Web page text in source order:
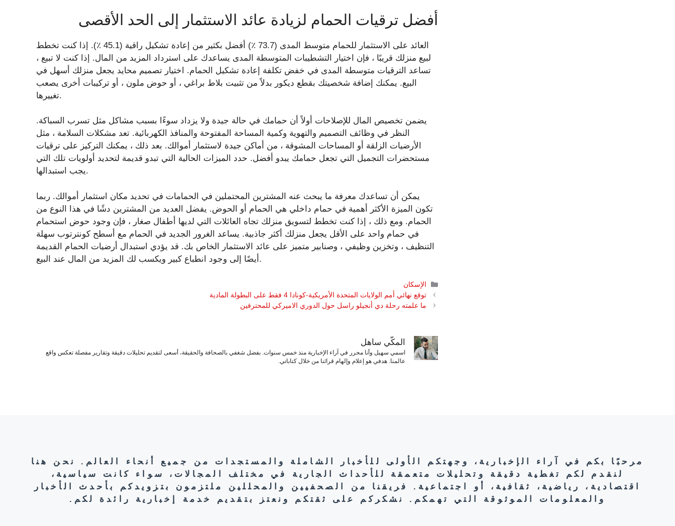
أفضل ترقيات الحمام لزيادة عائد الاستثمار إلى الحد الأقصى
العائد على الاستثمار للحمام متوسط ​​المدى (73.7 ٪) أفضل بكثير من إعادة تشكيل راقية (45.1 ٪). إذا كنت تخطط
لبيع منزلك قريبًا ، فإن اختيار التشطيبات المتوسطة المدى يساعدك على استرداد المزيد من المال. إذا كنت لا تبيع ،
تساعد الترقيات متوسطة المدى في خفض تكلفة إعادة تشكيل الحمام. اختيار تصميم محايد يجعل منزلك أسهل في
البيع. يمكنك إضافة شخصيتك بقطع ديكور بدلاً من تثبيت بلاط براغي ، أو حوض ملون ، أو تركيبات أخرى يصعب
تغييرها.
يضمن تخصيص المال للإصلاحات أولاً أن حمامك في حالة جيدة ولا يزداد سوءًا بسبب مشاكل مثل تسرب السباكة.
النظر في وظائف التصميم والتهوية وكمية المساحة المفتوحة والمنافذ الكهربائية. تعد مشكلات السلامة ، مثل
الأرضيات الزلقة أو المساحات المشوقة ، من أماكن جيدة لاستثمار أموالك. بعد ذلك ، يمكنك التركيز على ترقيات
مستحضرات التجميل التي تجعل حمامك يبدو أفضل. حدد الميزات الحالية التي تبدو قديمة لتحديد أولويات تلك التي
يجب استبدالها.
يمكن أن تساعدك معرفة ما يبحث عنه المشترين المحتملين في الحمامات في تحديد مكان استثمار أموالك. ربما
تكون الميزة الأكثر أهمية في حمام داخلي هي الحمام أو الحوض. يفضل العديد من المشترين دشًا في هذا النوع من
الحمام. ومع ذلك ، إذا كنت تخطط لتسويق منزلك تجاه العائلات التي لديها أطفال صغار ، فإن وجود حوض استحمام
في حمام واحد على الأقل يجعل منزلك أكثر جاذبية. يساعد الغرور الجديد في الحمام مع أسطح كونترتوب سهلة
التنظيف ، وتخزين وظيفي ، وصنابير متميز على عائد الاستثمار الخاص بك. قد يؤدي استبدال أرضيات الحمام القديمة
أيضًا إلى وجود انطباع كبير ويكسب لك المزيد من المال عند البيع.
التصنيفات
الإسكان
توقع نهائي أمم الولايات المتحدة الأمريكية-كونادا 4 فقط على البطولة المادية
ما علمته رحلة دي أنجيلو راسل حول الدوري الاميركي للمحترفين
المكّي ساهل
اسمي سهيل وأنا محرر في آراء الإخبارية منذ خمس سنوات. بفضل شغفي بالصحافة والحقيقة، أسعى لتقديم تحليلات دقيقة وتقارير مفصلة تعكس واقع
عالمنا. هدفي هو إعلام وإلهام قرائنا من خلال كتاباتي.
مرحبًا بكم في آراء الإخبارية، وجهتكم الأولى للأخبار الشاملة والمستجدات من جميع أنحاء العالم. نحن هنا
لنقدم لكم تغطية دقيقة وتحليلات متعمقة للأحداث الجارية في مختلف المجالات، سواء كانت سياسية،
اقتصادية، رياضية، ثقافية، أو اجتماعية. فريقنا من الصحفيين والمحللين ملتزمون بتزويدكم بأحدث الأخبار
والمعلومات الموثوقة التي تهمكم. نشكركم على ثقتكم ونعتز بتقديم خدمة إخبارية رائدة لكم.